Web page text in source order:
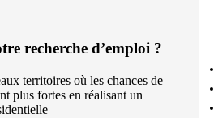
recherche d’emploi ?
territoires où les chances de
plus fortes en réalisant un